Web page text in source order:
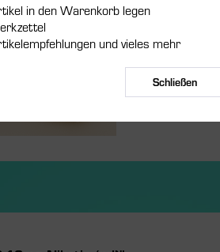
in den Warenkorb legen
und vieles mehr
Schließen